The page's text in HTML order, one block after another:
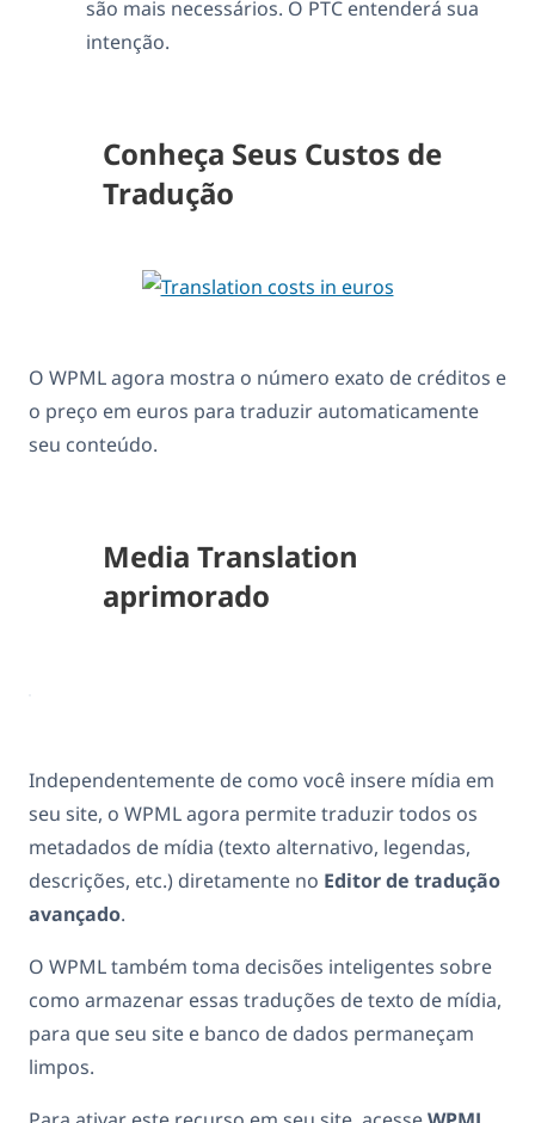
são mais necessários. O PTC entenderá sua
intenção.
Conheça Seus Custos de
Tradução
O WPML agora mostra o número exato de créditos e
o preço em euros para traduzir automaticamente
seu conteúdo.
Media Translation
aprimorado
Independentemente de como você insere mídia em
seu site, o WPML agora permite traduzir todos os
metadados de mídia (texto alternativo, legendas,
descrições, etc.) diretamente no Editor de tradução
avançado.
O WPML também toma decisões inteligentes sobre
como armazenar essas traduções de texto de mídia,
para que seu site e banco de dados permaneçam
limpos.